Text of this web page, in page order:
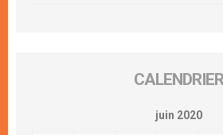
CALENDRIER
juin 2020